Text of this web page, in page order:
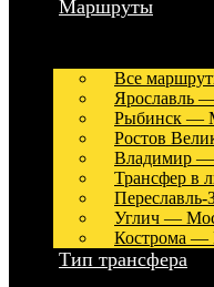
Маршруты
Все
Ярославль
Рыбинск —
Ростов
Владимир —
Трансфер в
Углич —
Кострома —
Тип трансфера